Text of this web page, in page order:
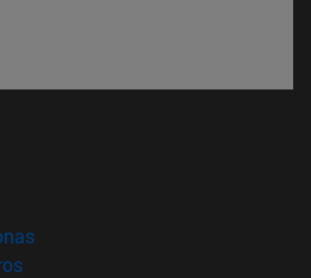
ventana)
(abre en nueva ventana)
(abre en nueva ventana)